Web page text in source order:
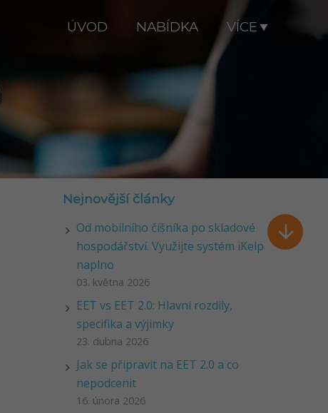
ÚVOD NABÍDKA VÍCE

Nejnovější články
Od mobilního číšníka po skladové
hospodářství. Využijte systém iKelp
naplno
03. května 2026
EET vs EET 2.0: Hlavní rozdíly,
specifika a výjimky
23. dubna 2026
Jak se připravit na EET 2.0 a co
nepodcenit
16. února 2026